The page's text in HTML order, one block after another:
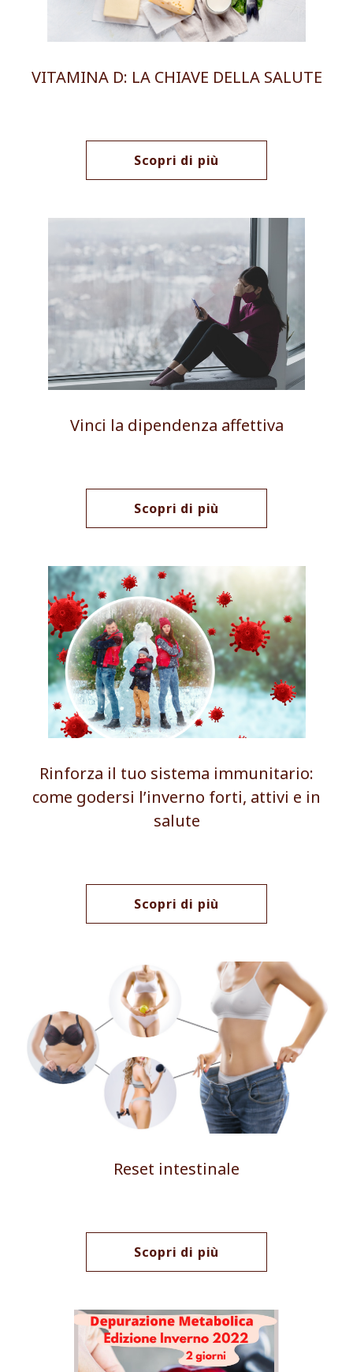
VITAMINA D: LA CHIAVE DELLA SALUTE
Scopri di più
Vinci la dipendenza affettiva
Scopri di più
Rinforza il tuo sistema immunitario:
come godersi l’inverno forti, attivi e in
salute
Scopri di più
Reset intestinale
Scopri di più